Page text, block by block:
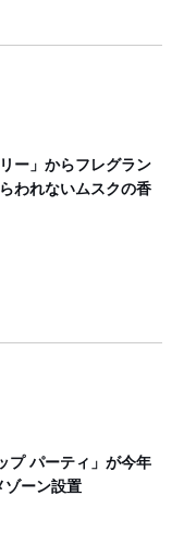
ー」からフレグラン
われないムスクの香
プ パーティ」が今年
ーン設置